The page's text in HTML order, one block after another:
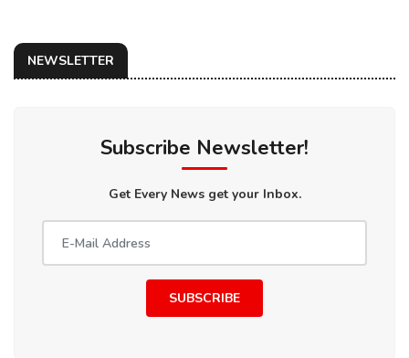
NEWSLETTER
Subscribe Newsletter!
Get Every News get your Inbox.
SUBSCRIBE